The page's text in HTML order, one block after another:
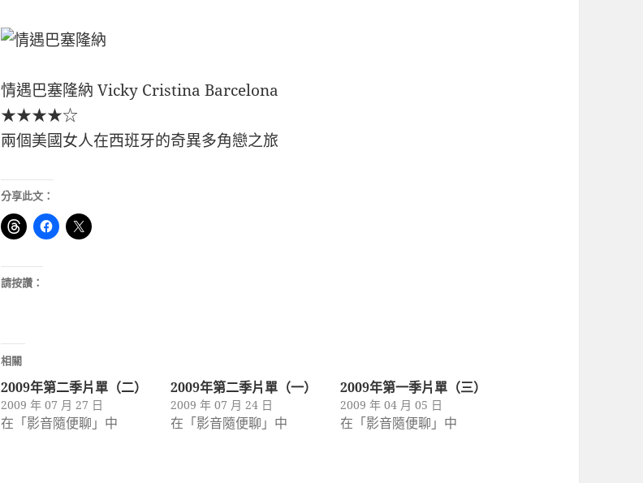
情遇巴塞隆納 Vicky Cristina Barcelona
★★★★☆
兩個美國女人在西班牙的奇異多角戀之旅
分享此文：
請按讚：
相關
2009年第二季片單（二）
2009 年 07 月 27 日
在「影音隨便聊」中
2009年第二季片單（一）
2009 年 07 月 24 日
在「影音隨便聊」中
2009年第一季片單（三）
2009 年 04 月 05 日
在「影音隨便聊」中